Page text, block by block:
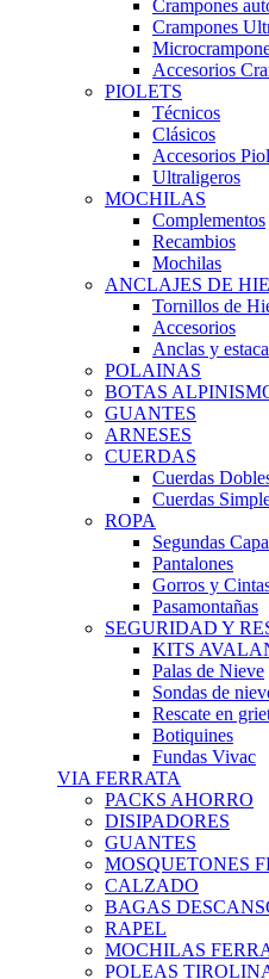
Crampones
Crampones
Accesorios
PIOLETS
Técnicos
Clásicos
Accesorios
Ultraligeros
MOCHILAS
Complementos
Recambios
Mochilas
ANCLAJES DE
Tornillos de
Accesorios
Anclas y
POLAINAS
BOTAS
GUANTES
ARNESES
CUERDAS
Cuerdas
Cuerdas
ROPA
Segundas
Pantalones
Gorros y
Pasamontañas
SEGURIDAD Y
KITS
Palas de Nieve
Sondas de
Rescate en
Botiquines
Fundas Vivac
VIA FERRATA
PACKS AHORRO
DISIPADORES
GUANTES
MOSQUETONES
CALZADO
BAGAS
RAPEL
MOCHILAS
POLEAS